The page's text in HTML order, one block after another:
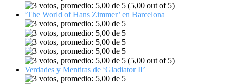
(5,00 out of 5)
‘The World of Hans Zimmer’ en Barcelona
(5,00 out of 5)
Verdades y Mentiras de ‘Gladiator II’